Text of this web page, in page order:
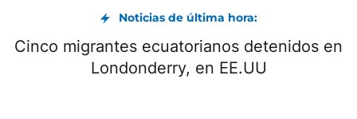
Noticias de última hora:
Cinco migrantes ecuatorianos detenidos en
Londonderry, en EE.UU